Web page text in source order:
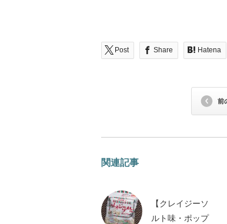
Post Share Hatena
前
関連記事
【クレイジーソ
ルト味・ポップ